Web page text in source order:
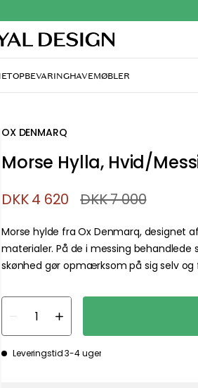
OPBEVARINGHAVEMØBLER
OX DENMARQ
Morse Hylla, Hvid/
DKK 4 620 DKK 7 000
Morse hylde fra Ox Denmarq, designet
materialer. På de i messing
skønhed gør opmærksom på sig selv
Leveringstid 3-4 uger
ads, and to analyze our traffic. You have the
while using our site. However, blocking